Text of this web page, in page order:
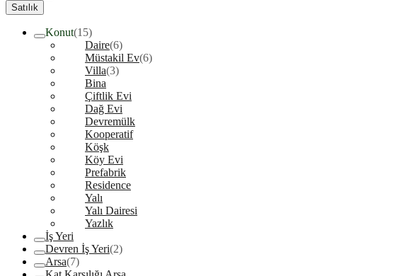
Satılık
Konut(15)
Daire(6)
Müstakil Ev(6)
Villa(3)
Bina
Çiftlik Evi
Dağ Evi
Devremülk
Kooperatif
Köşk
Köy Evi
Prefabrik
Residence
Yalı
Yalı Dairesi
Yazlık
İş Yeri
Devren İş Yeri(2)
Arsa(7)